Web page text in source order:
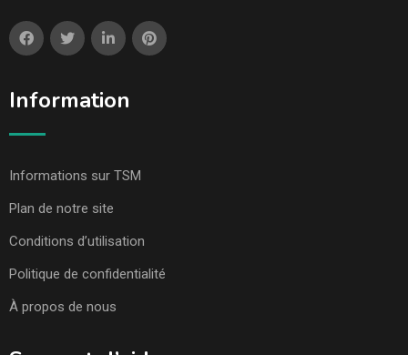
Information
Informations sur TSM
Plan de notre site
Conditions d’utilisation
Politique de confidentialité
À propos de nous